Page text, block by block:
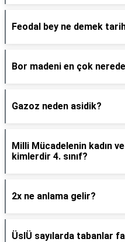
Feodal bey ne demek
Bor madeni en çok nerede
Gazoz neden asidik?
Milli Mücadelenin kadın
kimlerdir 4. sınıf?
2x ne anlama gelir?
ÜslÜ sayılarda tabanlar